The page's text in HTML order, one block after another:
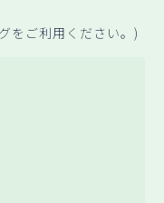
をご利用ください。)